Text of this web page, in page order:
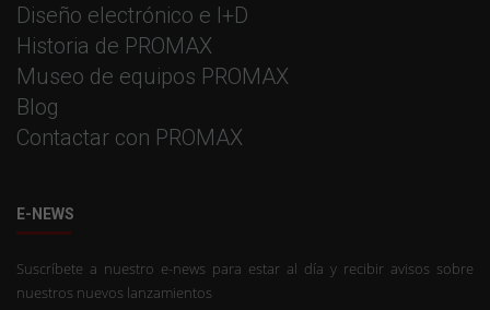
Diseño electrónico e I+D
Historia de PROMAX
Museo de equipos PROMAX
Blog
Contactar con PROMAX
E-NEWS
Suscríbete a nuestro e-news para estar al día y recibir avisos sobre
nuestros nuevos lanzamientos